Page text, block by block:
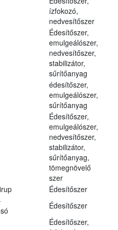
ízfokozó,
nedvesítőszer
Édesítőszer,
emulgeálószer,
nedvesítőszer,
stabilizátor,
sűrítőanyag
édesítőszer,
emulgeálószer,
sűrítőanyag
Édesítőszer,
emulgeálószer,
nedvesítőszer,
stabilizátor,
sűrítőanyag,
tömegnövelő
szer
Édesítőszer
Édesítőszer
Édesítőszer,